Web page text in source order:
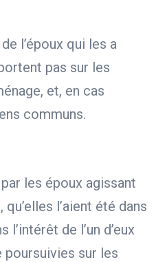
l’époux qui les a
pas sur les
et, en cas
communs.
les époux agissant
l’aient été dans
l’intérêt de l’un d’eux
poursuivies sur les